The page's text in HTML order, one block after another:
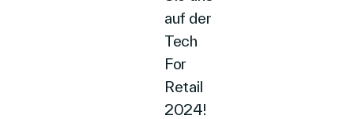
auf der
Tech
For
Retail
2024!